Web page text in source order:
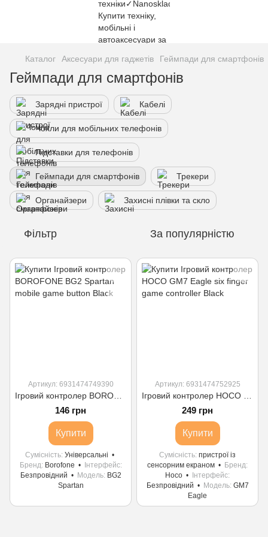
Каталог Аксесуари для гаджетів Геймпади для смартфонів
Геймпади для смартфонів
Зарядні пристрої Кабелі
Чохли для мобільних телефонів
Підставки для телефонів
Геймпади для смартфонів Трекери
Органайзери Захисні плівки та скло
Фільтр За популярністю
Артикул: 6931474749390
146 грн
Купити
Сумісність Універсальні
Бренд
Borofone
Інтерфейс
Безпровідний
Модель
BG2
Spartan
Артикул: 6931474752925
249 грн
Купити
Сумісність пристрої із
сенсорним екраном
Бренд
Hoco
Інтерфейс
Безпровідний
Модель GM7
Eagle